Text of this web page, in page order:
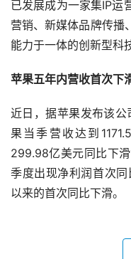
已发展成为一家集IP运
营销、新媒体品牌传播
能力于一体的创新型科
苹果五年内营收首次下
近日，据苹果发布该
果当季营收达到
299.98亿美元同比下
季度出现净利润首次
以来的首次同比下滑。